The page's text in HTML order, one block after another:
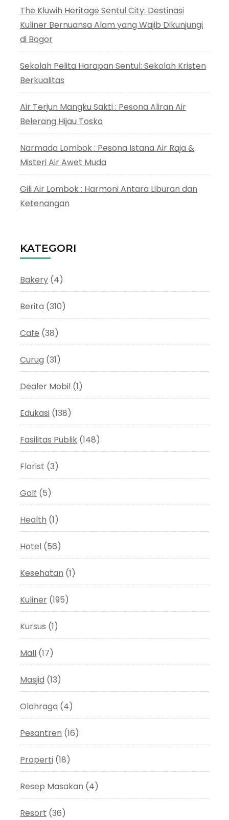
The Kluwih Heritage Sentul City: Destinasi
Kuliner Bernuansa Alam yang Wajib Dikunjungi
di Bogor
Sekolah Pelita Harapan Sentul: Sekolah Kristen
Berkualitas
Air Terjun Mangku Sakti : Pesona Aliran Air
Belerang Hijau Toska
Narmada Lombok : Pesona Istana Air Raja &
Misteri Air Awet Muda
Gili Air Lombok : Harmoni Antara Liburan dan
Ketenangan
KATEGORI
Bakery (4)
Berita (310)
Cafe (38)
Curug (31)
Dealer Mobil (1)
Edukasi (138)
Fasilitas Publik (148)
Florist (3)
Golf (5)
Health (1)
Hotel (56)
Kesehatan (1)
Kuliner (195)
Kursus (1)
Mall (17)
Masjid (13)
Olahraga (4)
Pesantren (16)
Properti (18)
Resep Masakan (4)
Resort (36)